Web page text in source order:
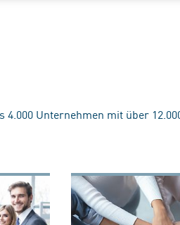
Unternehmen mit über